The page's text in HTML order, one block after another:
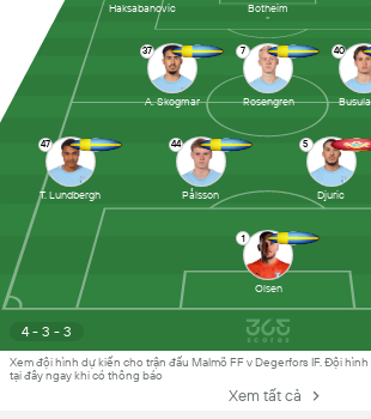
4 - 3 - 3
1
Olsen
5
Djuric
44
Pålsson
47
T. Lundbergh
40
7
Rosengren
37
A. Skogmar
Botheim
Haksabanovic
Xem đội hình dự kiến cho trận đấu Malmö FF v Degerfors IF. Đội
tại đây ngay khi có thông báo
Xem tất cả